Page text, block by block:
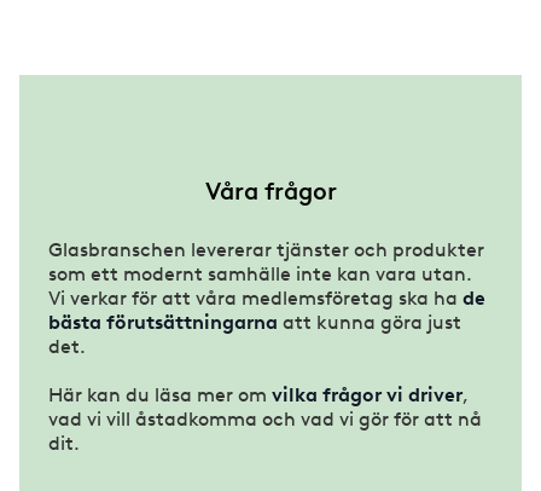
Våra frågor
Glasbranschen levererar tjänster och produkter
som ett modernt samhälle inte kan vara utan.
Vi verkar för att våra medlemsföretag ska ha de
bästa förutsättningarna att kunna göra just
det.
Här kan du läsa mer om vilka frågor vi driver,
vad vi vill åstadkomma och vad vi gör för att nå
dit.